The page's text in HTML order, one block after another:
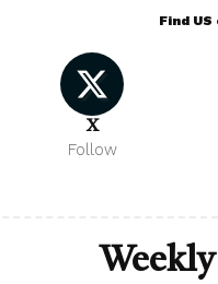
Find
X
Follow